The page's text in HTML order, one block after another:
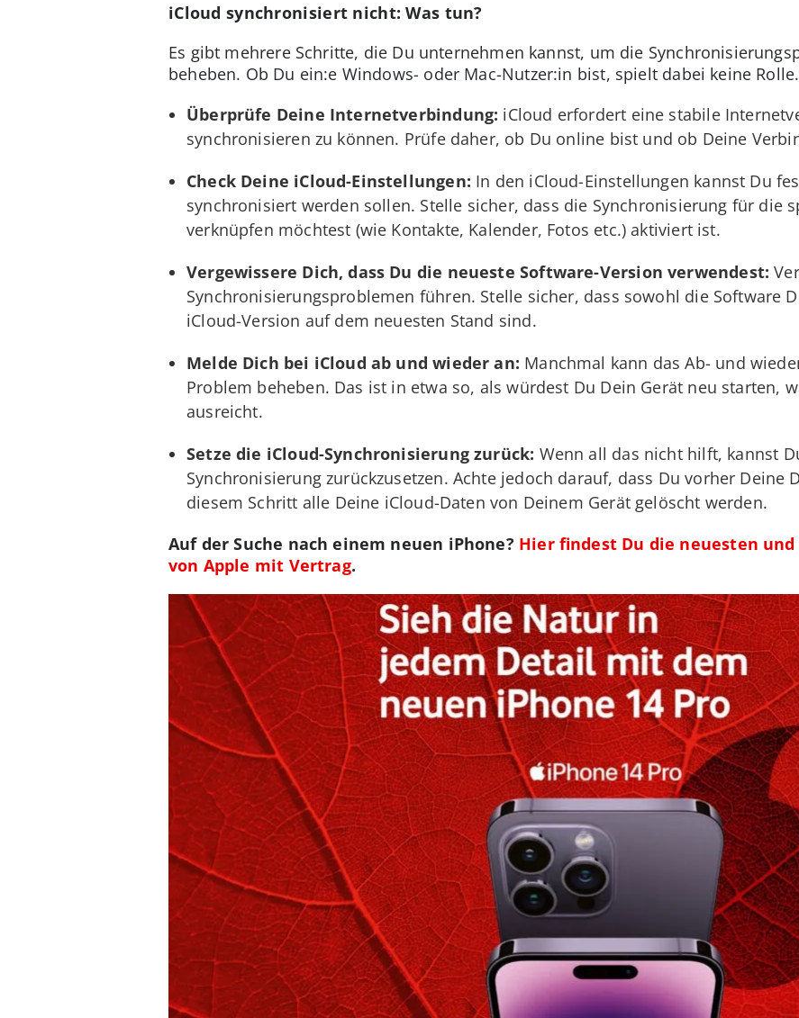
iCloud synchronisiert nicht: Was tun?
Es gibt mehrere Schritte, die Du unternehmen kannst, um die
beheben. Ob Du ein:e Windows- oder Mac-Nutzer:in bist, spielt dabei keine
Überprüfe Deine Internetverbindung: iCloud erfordert eine stabile
synchronisieren zu können. Prüfe daher, ob Du online bist und ob Deine
Check Deine iCloud-Einstellungen: In den iCloud-Einstellungen kannst Du
synchronisiert werden sollen. Stelle sicher, dass die Synchronisierung für die
verknüpfen möchtest (wie Kontakte, Kalender, Fotos etc.) aktiviert ist.
Vergewissere Dich, dass Du die neueste Software-Version verwendest:
Synchronisierungsproblemen führen. Stelle sicher, dass sowohl die Software
iCloud-Version auf dem neuesten Stand sind.
Melde Dich bei iCloud ab und wieder an: Manchmal kann das Ab- und
Problem beheben. Das ist in etwa so, als würdest Du Dein Gerät neu starten,
ausreicht.
Setze die iCloud-Synchronisierung zurück: Wenn all das nicht hilft, kannst
Synchronisierung zurückzusetzen. Achte jedoch darauf, dass Du vorher Deine
diesem Schritt alle Deine iCloud-Daten von Deinem Gerät gelöscht werden.
Auf der Suche nach einem neuen iPhone? Hier findest Du die neuesten
von Apple mit Vertrag.